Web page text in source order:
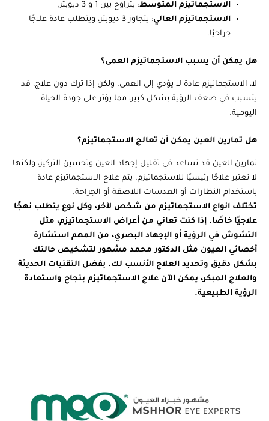
الاستجماتيزم المتوسط: يتراوح بين 1 و 3 ديوبتر.
الاستجماتيزم العالي
: يتجاوز 3 ديوبتر، ويتطلب عادة علاجًا
جراحيًا.
هل يمكن أن يسبب الاستجماتيزم العمى؟
لا، الاستجماتيزم عادة لا يؤدي إلى العمى. ولكن إذا ترك دون علاج، قد
يتسبب في ضعف الرؤية بشكل كبير، مما يؤثر على جودة الحياة
اليومية.
هل تمارين العين يمكن أن تعالج الاستجماتيزم؟
تمارين العين قد تساعد في تقليل إجهاد العين وتحسين التركيز، ولكنها
لا تعتبر علاجًا رئيسيًا للاستجماتيزم. يتم علاج الاستجماتيزم عادة
باستخدام النظارات أو العدسات اللاصقة أو الجراحة.
تختلف انواع الاستجماتيزم من شخص لآخر، وكل نوع يتطلب نهجًا
علاجيًا خاصًا. إذا كنت تعاني من أعراض الاستجماتيزم، مثل
التشوش في الرؤية أو الإجهاد البصري، من المهم استشارة
أخصائي العيون مثل الدكتور محمد مشهور لتشخيص حالتك
بشكل دقيق وتحديد العلاج الأنسب لك. بفضل التقنيات الحديثة
والعلاج المبكر، يمكن الآن علاج الاستجماتيزم بنجاح واستعادة
الرؤية الطبيعية.